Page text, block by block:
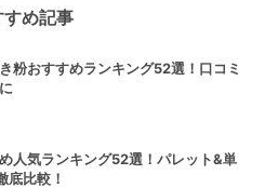
め記事
粉おすすめランキング52選！口コミ
人気ランキング52選！パレット&単
底比較！